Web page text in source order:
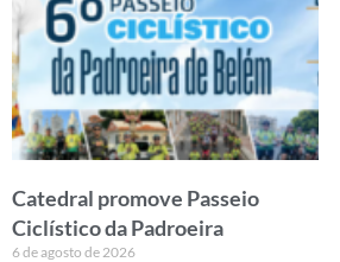
Catedral promove Passeio
Ciclístico da Padroeira
6 de agosto de 2026